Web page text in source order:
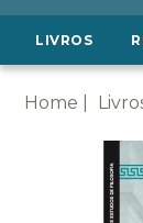
LIVROS
Home